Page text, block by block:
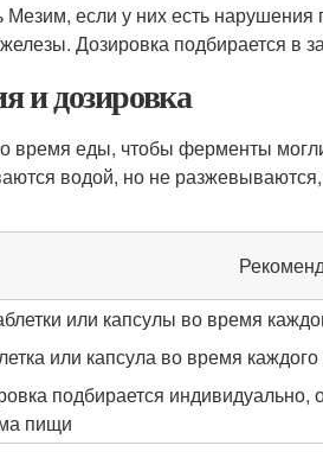
Мезим, если у них есть
Дозировка подбирается в
и дозировка
время еды, чтобы ферменты
водой, но не
или капсулы во время
или капсула во время
подбирается
пищи